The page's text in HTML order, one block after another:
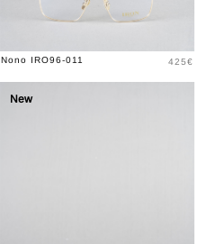
Nono IRO96-011 Prix
425€
New